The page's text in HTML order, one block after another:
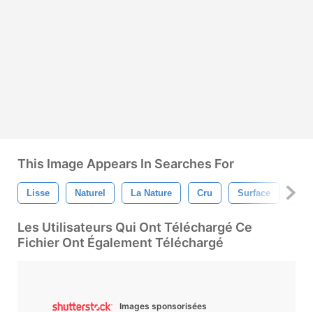
This Image Appears In Searches For
Lisse Naturel La Nature Cru Surface
Les Utilisateurs Qui Ont Téléchargé Ce
Fichier Ont Également Téléchargé
Images sponsorisées